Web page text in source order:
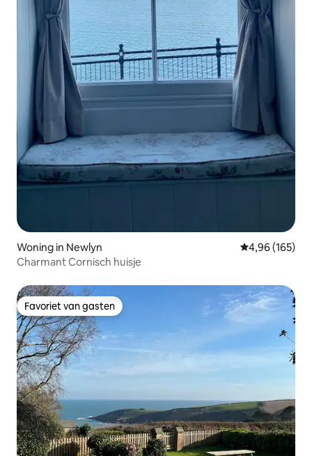
Woning in Newlyn Gemiddelde
4,96 (165)
Charmant Cornisch huisje
Favoriet van gasten
Favoriet van gasten